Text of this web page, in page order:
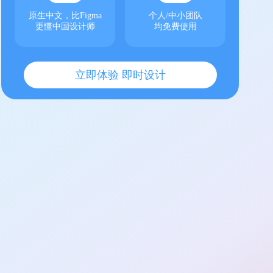
原生中文，比Figma
更懂中国设计师
个人/中小团队
均免费使用
立即体验 即时设计